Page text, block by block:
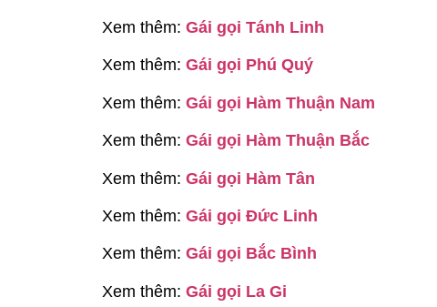
Xem thêm: Gái gọi Tánh Linh
Xem thêm: Gái gọi Phú Quý
Xem thêm: Gái gọi Hàm Thuận Nam
Xem thêm: Gái gọi Hàm Thuận Bắc
Xem thêm: Gái gọi Hàm Tân
Xem thêm: Gái gọi Đức Linh
Xem thêm: Gái gọi Bắc Bình
Xem thêm: Gái gọi La Gi